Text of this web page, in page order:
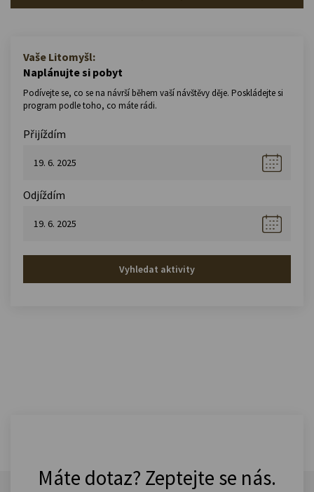
Vaše Litomyšl:
Naplánujte si pobyt
Podívejte se, co se na návrší během vaší návštěvy děje. Poskládejte si
program podle toho, co máte rádi.
Přijíždím
Odjíždím
Vyhledat aktivity
Máte dotaz? Zeptejte se nás.